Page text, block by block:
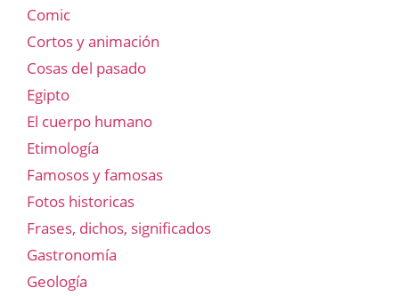
Comic
Cortos y animación
Cosas del pasado
Egipto
El cuerpo humano
Etimología
Famosos y famosas
Fotos historicas
Frases, dichos, significados
Gastronomía
Geología